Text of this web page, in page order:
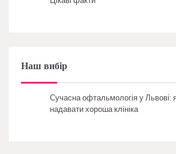
Наш вибір
Сучасна офтальмологія у Львові:
надавати хороша клініка